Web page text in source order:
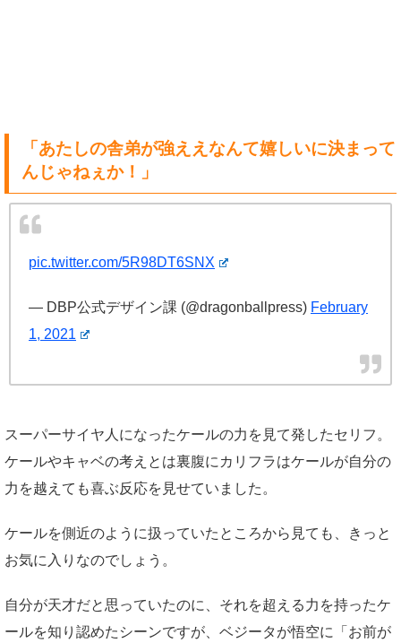
「あたしの舎弟が強ええなんて嬉しいに決まって
んじゃねぇか！」
pic.twitter.com/5R98DT6SNX
— DBP公式デザイン課 (@dragonballpress) February
1, 2021
スーパーサイヤ人になったケールの力を見て発したセリフ。
ケールやキャベの考えとは裏腹にカリフラはケールが自分の
力を越えても喜ぶ反応を見せていました。
ケールを側近のように扱っていたところから見ても、きっと
お気に入りなのでしょう。
自分が天才だと思っていたのに、それを超える力を持ったケ
ールを知り認めたシーンですが、ベジータが悟空に「お前が